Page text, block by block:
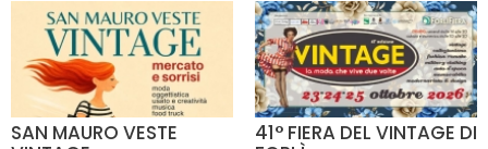
SAN MAURO VESTE 41° FIERA DEL VINTAGE DI